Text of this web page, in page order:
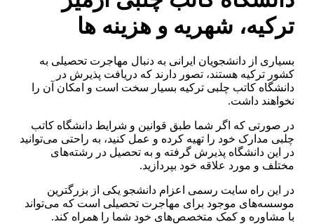
ترکیه، شهریه و هزینه ها
بسیاری از دانشجویان ایرانی به دنبال مهاجرت تحصیلی به
کشور ترکیه هستند، تصور دارند که دریافت پذیرش در
دانشگاه کاتب چلبی ترکیه بسیار سخت است و امکان آن را
نخواهند داشت.
در صورتی که اگر شما طبق قوانین و شرایط دانشگاه کاتب
چلبی مدارک خود را تهیه کرده و عمل کنید، به راحتی می‌توانید
در این دانشگاه پذیرش گرفته و به تحصیل در رشته‌های
مختلف و مورد علاقه خود بپردازید.
در این راه سایت رسمی اعزام دانشجو یکی از بزرگترین
موسسه‌های موجود برای مهاجرت تحصیلی است که می‌تواند
با مشاوره و کمک متخصص‌های خود شما را همراه کند.